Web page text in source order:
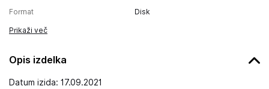
Format
Disk
Prikaži več
Opis izdelka
Datum izida: 17.09.2021